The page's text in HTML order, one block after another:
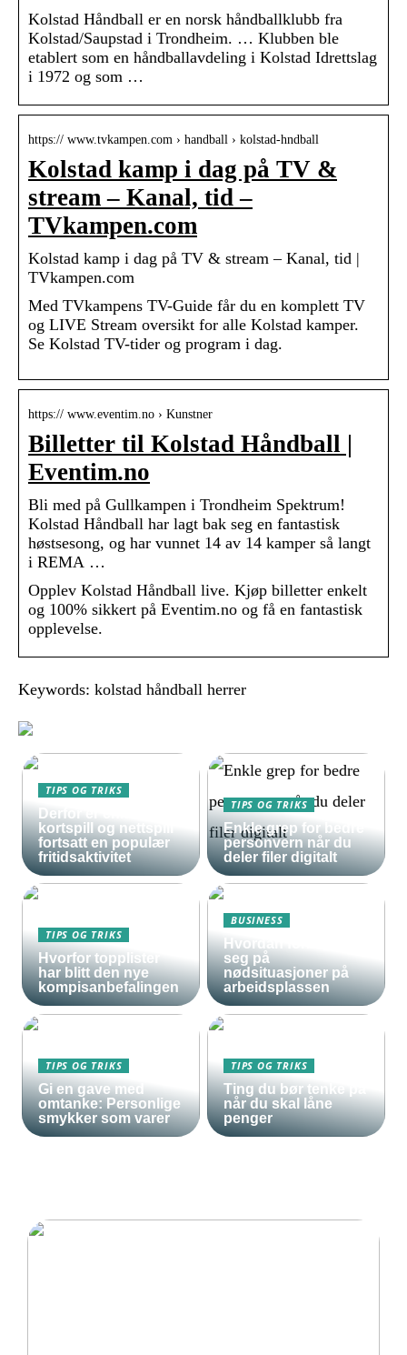
Kolstad Håndball er en norsk håndballklubb fra
Kolstad/Saupstad i Trondheim. … Klubben ble
etablert som en håndballavdeling i Kolstad Idrettslag
i 1972 og som …
https:// www.tvkampen.com › handball › kolstad-hndball
Kolstad kamp i dag på TV &
stream – Kanal, tid –
TVkampen.com
Kolstad kamp i dag på TV & stream – Kanal, tid |
TVkampen.com
Med TVkampens TV-Guide får du en komplett TV
og LIVE Stream oversikt for alle Kolstad kamper.
Se Kolstad TV-tider og program i dag.
https:// www.eventim.no › Kunstner
Billetter til Kolstad Håndball |
Eventim.no
Bli med på Gullkampen i Trondheim Spektrum!
Kolstad Håndball har lagt bak seg en fantastisk
høstsesong, og har vunnet 14 av 14 kamper så langt
i REMA …
Opplev Kolstad Håndball live. Kjøp billetter enkelt
og 100% sikkert på Eventim.no og få en fantastisk
opplevelse.
Keywords: kolstad håndball herrer
TIPS OG TRIKS
Derfor er enkle
kortspill og nettspill
fortsatt en populær
fritidsaktivitet
TIPS OG TRIKS
Enkle grep for bedre
personvern når du
deler filer digitalt
TIPS OG TRIKS
Hvorfor topplister
har blitt den nye
kompisanbefalingen
BUSINESS
Hvordan forberede
seg på
nødsituasjoner på
arbeidsplassen
TIPS OG TRIKS
Gi en gave med
omtanke: Personlige
smykker som varer
TIPS OG TRIKS
Ting du bør tenke på
når du skal låne
penger